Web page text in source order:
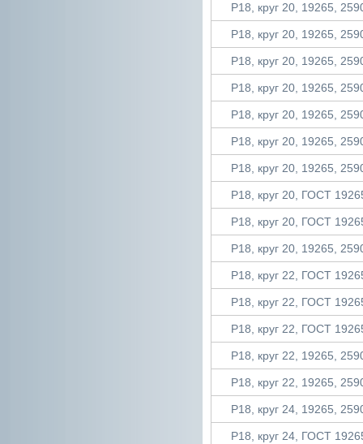
Р18, круг 20, 19265,
Р18, круг 20, 19265,
Р18, круг 20, 19265,
Р18, круг 20, 19265,
Р18, круг 20, 19265,
Р18, круг 20, 19265,
Р18, круг 20, 19265,
Р18, круг 20, ГОСТ
Р18, круг 20, ГОСТ
Р18, круг 20, 19265,
Р18, круг 22, ГОСТ
Р18, круг 22, ГОСТ
Р18, круг 22, ГОСТ
Р18, круг 22, 19265,
Р18, круг 22, 19265,
Р18, круг 24, 19265,
Р18, круг 24, ГОСТ